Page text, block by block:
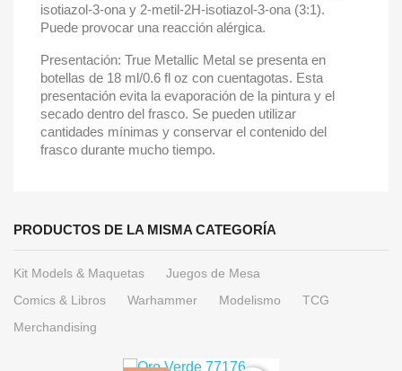
isotiazol-3-ona y 2-metil-2H-isotiazol-3-ona (3:1).
Puede provocar una reacción alérgica.
Presentación: True Metallic Metal se presenta en
botellas de 18 ml/0.6 fl oz con cuentagotas. Esta
presentación evita la evaporación de la pintura y el
secado dentro del frasco. Se pueden utilizar
cantidades mínimas y conservar el contenido del
frasco durante mucho tiempo.
PRODUCTOS DE LA MISMA CATEGORÍA
Kit Models & Maquetas
Juegos de Mesa
Comics & Libros
Warhammer Modelismo
TCG
Merchandising